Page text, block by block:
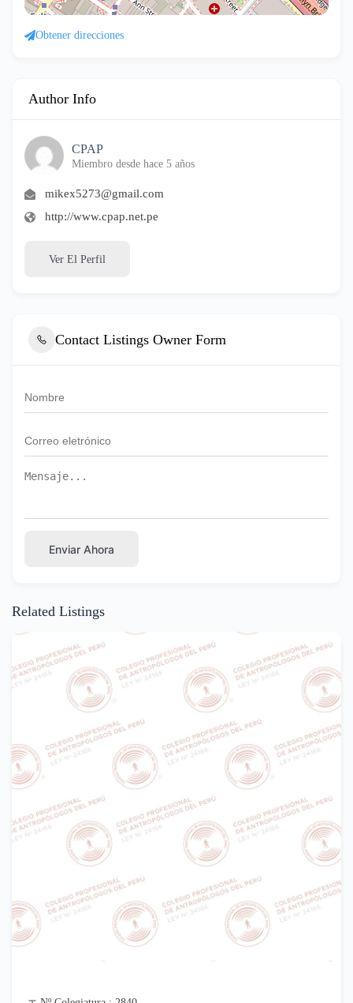
Obtener direcciones
Author Info
CPAP
Miembro desde hace 5 años
mikex5273@gmail.com
http://www.cpap.net.pe
Ver El Perfil
Contact Listings Owner Form
Enviar Ahora
Related Listings